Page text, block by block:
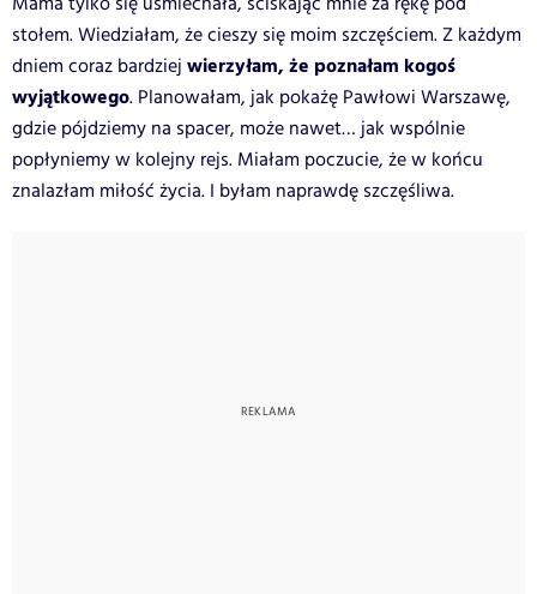
stołem. Wiedziałam, że cieszy się moim szczęściem. Z każdym
dniem coraz bardziej wierzyłam, że poznałam kogoś
wyjątkowego. Planowałam, jak pokażę Pawłowi Warszawę,
gdzie pójdziemy na spacer, może nawet… jak wspólnie
popłyniemy w kolejny rejs. Miałam poczucie, że w końcu
znalazłam miłość życia. I byłam naprawdę szczęśliwa.